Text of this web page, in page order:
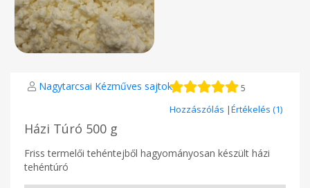
Nagytarcsai Kézműves sajtok 5
Hozzászólás |Értékelés (1)
Házi Túró 500 g
Friss termelői tehéntejből hagyományosan készült házi
tehéntúró